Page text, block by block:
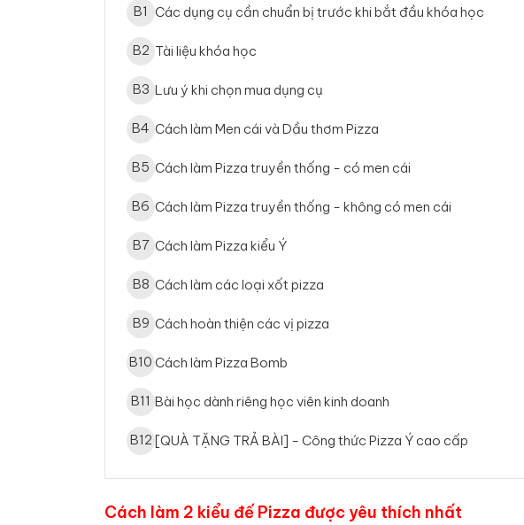
B1 Các dụng cụ cần chuẩn bị trước khi bắt đầu khóa học
B2 Tài liệu khóa học
B3 Lưu ý khi chọn mua dụng cụ
B4 Cách làm Men cái và Dầu thơm Pizza
B5 Cách làm Pizza truyền thống - có men cái
B6 Cách làm Pizza truyền thống - không có men cái
B7 Cách làm Pizza kiểu Ý
B8 Cách làm các loại xốt pizza
B9 Cách hoàn thiện các vị pizza
B10 Cách làm Pizza Bomb
B11 Bài học dành riêng học viên kinh doanh
B12 [QUÀ TẶNG TRẢ BÀI] - Công thức Pizza Ý cao cấp
Cách làm 2 kiểu đế Pizza được yêu thích nhất